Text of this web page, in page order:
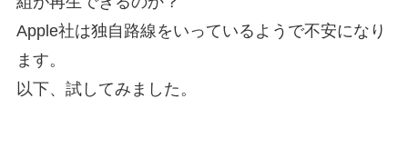
Apple社は独自路線をいっているようで不安になり
ます。
以下、試してみました。